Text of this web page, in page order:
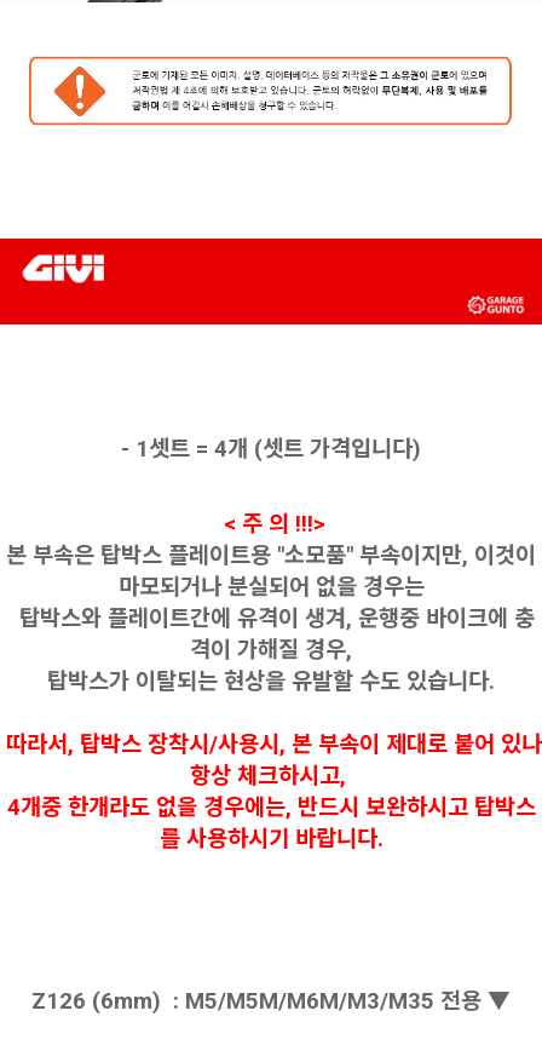
- 1셋트 = 4개 (셋트 가격입니다)
< 주 의 !!!>
본 부속은 탑박스 플레이트용 "소모품" 부속이지만, 이것이
마모되거나 분실되어 없을 경우는
탑박스와 플레이트간에 유격이 생겨, 운행중 바이크에 충
격이 가해질 경우,
탑박스가 이탈되는 현상을 유발할 수도 있습니다.
따라서, 탑박스 장착시/사용시, 본 부속이 제대로 붙어 있나
항상 체크하시고,
4개중 한개라도 없을 경우에는, 반드시 보완하시고 탑박스
를 사용하시기 바랍니다.
Z126 (6mm) :​ M5/M5M/M6M/M3/M35 전용 ▼